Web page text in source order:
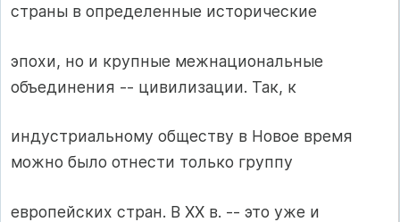
страны в определенные исторические
эпохи, но и крупные межнациональные
объединения -- цивилизации. Так, к
индустриальному обществу в Новое время
можно было отнести только группу
европейских стран. В XX в. -- это уже и